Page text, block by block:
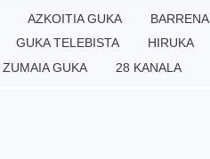
AZKOITIA GUKA
BARRENA
GUKA TELEBISTA
HIRUKA
ZUMAIA GUKA 28 KANALA